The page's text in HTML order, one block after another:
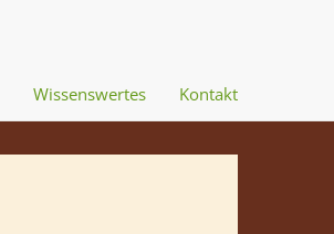
Wissenswertes Kontakt